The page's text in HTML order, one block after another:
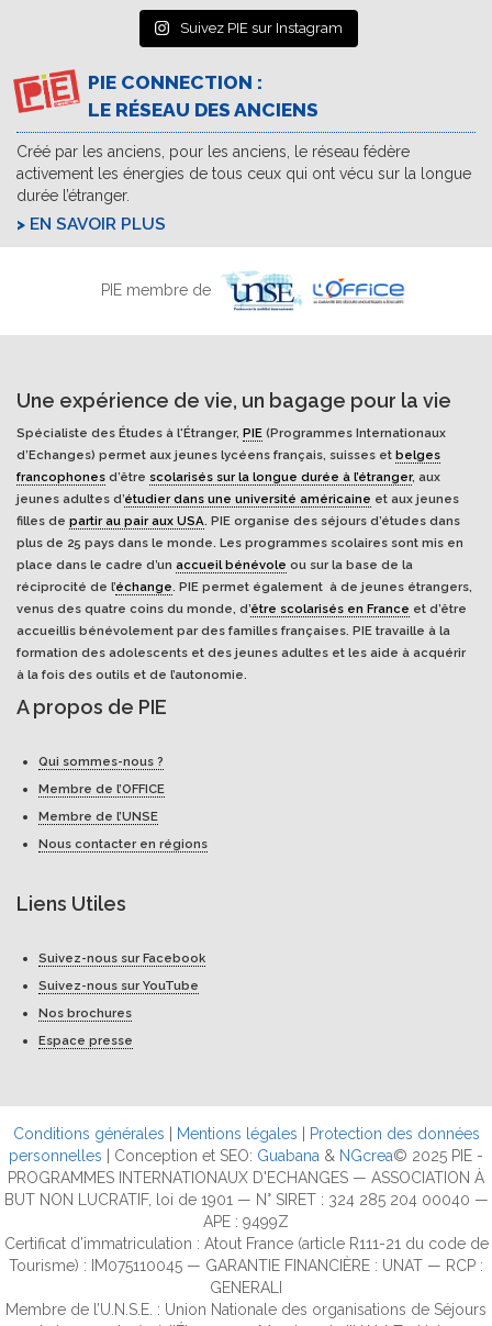
Suivez PIE sur Instagram
PIE CONNECTION :
LE RÉSEAU DES ANCIENS
Créé par les anciens, pour les anciens, le réseau fédère
activement les énergies de tous ceux qui ont vécu sur la longue
durée l’étranger.
EN SAVOIR PLUS
PIE membre de
Une expérience de vie, un bagage pour la vie
Spécialiste des Études à l'Étranger, PIE (Programmes Internationaux
d’Echanges) permet aux jeunes lycéens français, suisses et belges
francophones d’être scolarisés sur la longue durée à l’étranger, aux
jeunes adultes d’étudier dans une université américaine et aux jeunes
filles de partir au pair aux USA. PIE organise des séjours d’études dans
plus de 25 pays dans le monde. Les programmes scolaires sont mis en
place dans le cadre d’un accueil bénévole ou sur la base de la
réciprocité de l’échange. PIE permet également à de jeunes étrangers,
venus des quatre coins du monde, d’être scolarisés en France et d’être
accueillis bénévolement par des familles françaises. PIE travaille à la
formation des adolescents et des jeunes adultes et les aide à acquérir
à la fois des outils et de l’autonomie.
A propos de PIE
Qui sommes-nous ?
Membre de l’OFFICE
Membre de l’UNSE
Nous contacter en régions
Liens Utiles
Suivez-nous sur Facebook
Suivez-nous sur YouTube
Nos brochures
Espace presse
Conditions générales Mentions légales
Protection des données
personnelles | Conception et SEO: Guabana & NGcrea© 2025 PIE -
PROGRAMMES INTERNATIONAUX D'ECHANGES — ASSOCIATION À
BUT NON LUCRATIF, loi de 1901 — N° SIRET : 324 285 204 00040 —
APE : 9499Z
Certificat d’immatriculation : Atout France (article R111-21 du code de
Tourisme) : IM075110045 — GARANTIE FINANCIÈRE : UNAT — RCP :
GENERALI
Membre de l’U.N.S.E. : Union Nationale des organisations de Séjours